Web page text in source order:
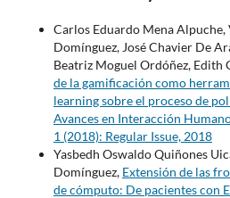
Carlos Eduardo Mena
Domínguez, José Chavier De
Beatriz Moguel Ordóñez, Edith
de la gamificación como
learning sobre el proceso de
Avances en Interacción
1 (2018): Regular Issue, 2018
Yasbedh Oswaldo Quiñones
Domínguez, Extensión de las
de cómputo: De pacientes con